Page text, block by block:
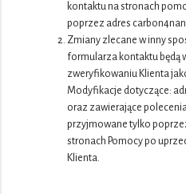
kontaktu na stronach
poprzez adres
Zmiany zlecane w inny
formularza kontaktu będą
zweryfikowaniu Klienta
Modyfikacje dotyczące:
oraz zawierające
przyjmowane tylko
stronach Pomocy po
Klienta.